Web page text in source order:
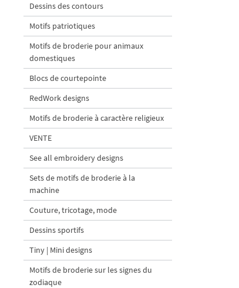
Dessins des contours
Motifs patriotiques
Motifs de broderie pour animaux
domestiques
Blocs de courtepointe
RedWork designs
Motifs de broderie à caractère religieux
VENTE
See all embroidery designs
Sets de motifs de broderie à la
machine
Couture, tricotage, mode
Dessins sportifs
Tiny | Mini designs
Motifs de broderie sur les signes du
zodiaque